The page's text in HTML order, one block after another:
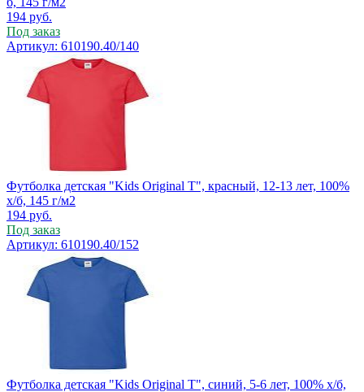
194 руб.
Под заказ
Артикул: 610190.40/140
Футболка детская "Kids Original T", красный, 12-13 лет, 100%
х/б, 145 г/м2
194 руб.
Под заказ
Артикул: 610190.40/152
Футболка детская "Kids Original T", синий, 5-6 лет, 100% х/б,